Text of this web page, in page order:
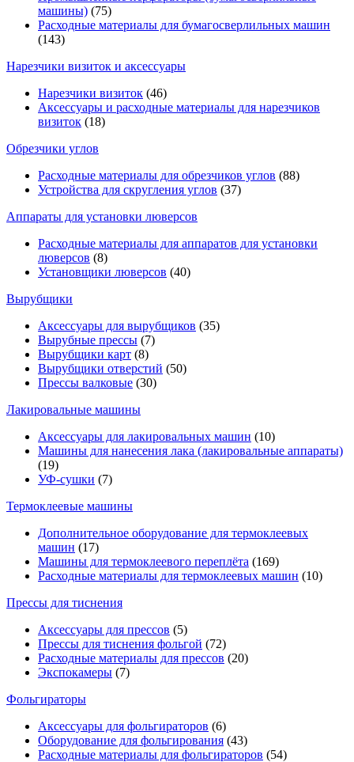
машины) (75)
Расходные материалы для бумагосверлильных машин
(143)
Нарезчики визиток и аксессуары
Нарезчики визиток (46)
Аксессуары и расходные материалы для нарезчиков
визиток (18)
Обрезчики углов
Расходные материалы для обрезчиков углов (88)
Устройства для скругления углов (37)
Аппараты для установки люверсов
Расходные материалы для аппаратов для установки
люверсов (8)
Установщики люверсов (40)
Вырубщики
Аксессуары для вырубщиков (35)
Вырубные прессы (7)
Вырубщики карт (8)
Вырубщики отверстий (50)
Прессы валковые (30)
Лакировальные машины
Аксессуары для лакировальных машин (10)
Машины для нанесения лака (лакировальные аппараты)
(19)
УФ-сушки (7)
Термоклеевые машины
Дополнительное оборудование для термоклеевых
машин (17)
Машины для термоклеевого переплёта (169)
Расходные материалы для термоклеевых машин (10)
Прессы для тиснения
Аксессуары для прессов (5)
Прессы для тиснения фольгой (72)
Расходные материалы для прессов (20)
Экспокамеры (7)
Фольгираторы
Аксессуары для фольгираторов (6)
Оборудование для фольгирования (43)
Расходные материалы для фольгираторов (54)